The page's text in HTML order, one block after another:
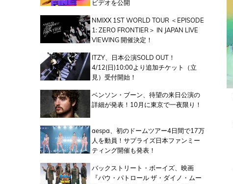
ビデオを公開
NMIXX 1ST WORLD TOUR ＜EPISODE
1: ZERO FRONTIER＞ IN JAPAN LIVE
VIEWING 開催決定！
ITZY、日本公演SOLD OUT！
4/12(日)10:00より追加チケット（立
見）受付開始！
ベンソン・ブーン、待望の来日公演の
詳細が発表！10月に東京で一夜限り！
aespa、初のドームツアー4日間で17万
人を動員！サプライズ日本ファンミー
ティング開催も発表！
バックストリート・ボーイズ、映画
『パウ・パトロール ザ・ダイノ・ムー